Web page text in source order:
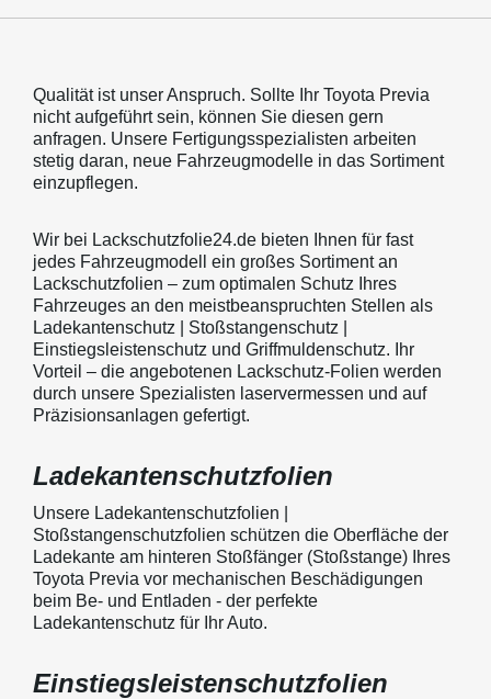
Qualität ist unser Anspruch. Sollte Ihr Toyota Previa
nicht aufgeführt sein, können Sie diesen gern
anfragen. Unsere Fertigungsspezialisten arbeiten
stetig daran, neue Fahrzeugmodelle in das Sortiment
einzupflegen.
Wir bei Lackschutzfolie24.de bieten Ihnen für fast
jedes Fahrzeugmodell ein großes Sortiment an
Lackschutzfolien – zum optimalen Schutz Ihres
Fahrzeuges an den meistbeanspruchten Stellen als
Ladekantenschutz | Stoßstangenschutz |
Einstiegsleistenschutz und Griffmuldenschutz. Ihr
Vorteil – die angebotenen Lackschutz-Folien werden
durch unsere Spezialisten laservermessen und auf
Präzisionsanlagen gefertigt.
Ladekantenschutzfolien
Unsere Ladekantenschutzfolien |
Stoßstangenschutzfolien schützen die Oberfläche der
Ladekante am hinteren Stoßfänger (Stoßstange) Ihres
Toyota Previa vor mechanischen Beschädigungen
beim Be- und Entladen - der perfekte
Ladekantenschutz für Ihr Auto.
Einstiegsleistenschutzfolien